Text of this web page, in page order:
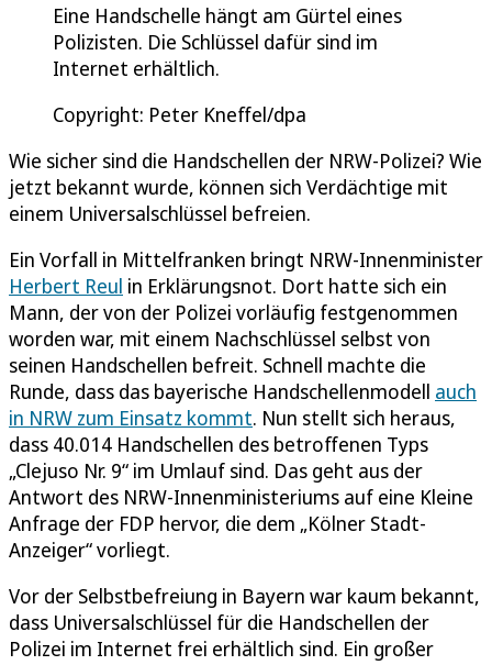
Eine Handschelle hängt am Gürtel eines
Polizisten. Die Schlüssel dafür sind im
Internet erhältlich.
Copyright: Peter Kneffel/dpa
Wie sicher sind die Handschellen der NRW-Polizei? Wie
jetzt bekannt wurde, können sich Verdächtige mit
einem Universalschlüssel befreien.
Ein Vorfall in Mittelfranken bringt NRW-Innenminister
Herbert Reul in Erklärungsnot. Dort hatte sich ein
Mann, der von der Polizei vorläufig festgenommen
worden war, mit einem Nachschlüssel selbst von
seinen Handschellen befreit. Schnell machte die
Runde, dass das bayerische Handschellenmodell auch
in NRW zum Einsatz kommt. Nun stellt sich heraus,
dass 40.014 Handschellen des betroffenen Typs
„Clejuso Nr. 9“ im Umlauf sind. Das geht aus der
Antwort des NRW-Innenministeriums auf eine Kleine
Anfrage der FDP hervor, die dem „Kölner Stadt-
Anzeiger“ vorliegt.
Vor der Selbstbefreiung in Bayern war kaum bekannt,
dass Universalschlüssel für die Handschellen der
Polizei im Internet frei erhältlich sind. Ein großer